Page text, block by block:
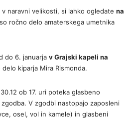
naravni velikosti, si lahko ogledate na
ročno delo amaterskega umetnika
do 6. januarja v Grajski kapeli na
delo kiparja Mira Rismonda.
ob 17. uri poteka glasbeno
V zgodbi nastopajo zaposleni
osel, vol in kamele) in glasbeni